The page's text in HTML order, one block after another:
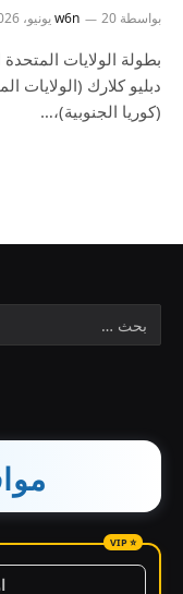
بواسطة w6n 20 يونيو، 2026
(كوريا الجنوبية)،…